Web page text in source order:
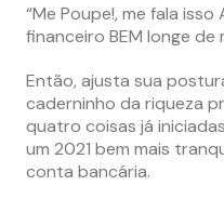
“Me Poupe!, me fala isso
financeiro BEM longe de
Então, ajusta sua
caderninho da riqueza
quatro coisas já
um 2021 bem mais
conta bancária.